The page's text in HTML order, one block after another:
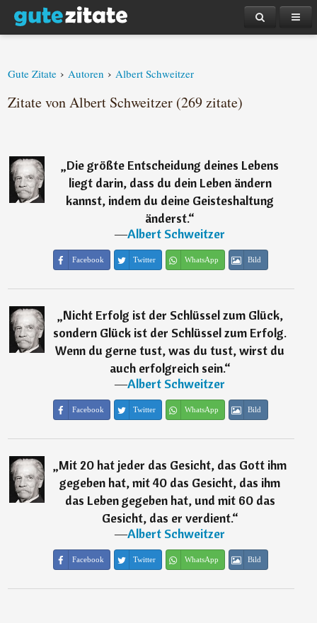
Gute Zitate › Autoren › Albert Schweitzer
Zitate von Albert Schweitzer (269 zitate)
„Die größte Entscheidung deines Lebens
liegt darin, dass du dein Leben ändern
kannst, indem du deine Geisteshaltung
änderst.“
―Albert Schweitzer
Facebook Twitter WhatsApp Bild
„Nicht Erfolg ist der Schlüssel zum Glück,
sondern Glück ist der Schlüssel zum Erfolg.
Wenn du gerne tust, was du tust, wirst du
auch erfolgreich sein.“
―Albert Schweitzer
Facebook Twitter WhatsApp Bild
„Mit 20 hat jeder das Gesicht, das Gott ihm
gegeben hat, mit 40 das Gesicht, das ihm
das Leben gegeben hat, und mit 60 das
Gesicht, das er verdient.“
―Albert Schweitzer
Facebook Twitter WhatsApp Bild